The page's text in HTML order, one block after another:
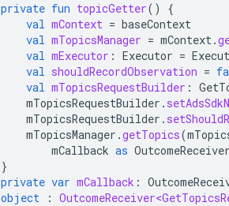
private fun topicGetter()
{
val mContext = baseContext
val mTopicsManager = mContext.
val mExecutor : Executor =
val shouldRecordObservation =
val mTopicsRequestBuilder :
mTopicsRequestBuilder .
mTopicsRequestBuilder .
mTopicsManager .getTopics(
mCallback as
}
private var mCallback :
object
: